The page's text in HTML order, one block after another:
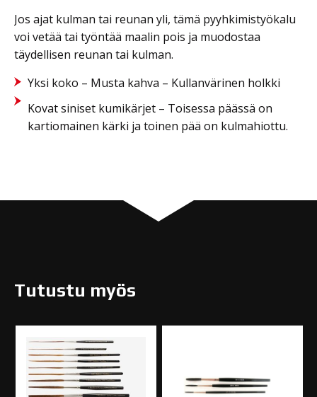
määrä
Jos ajat kulman tai reunan yli, tämä pyyhkimistyökalu
voi vetää tai työntää maalin pois ja muodostaa
täydellisen reunan tai kulman.
Yksi koko – Musta kahva – Kullanvärinen holkki
Kovat siniset kumikärjet – Toisessa päässä on
kartiomainen kärki ja toinen pää on kulmahiottu.
Tutustu myös